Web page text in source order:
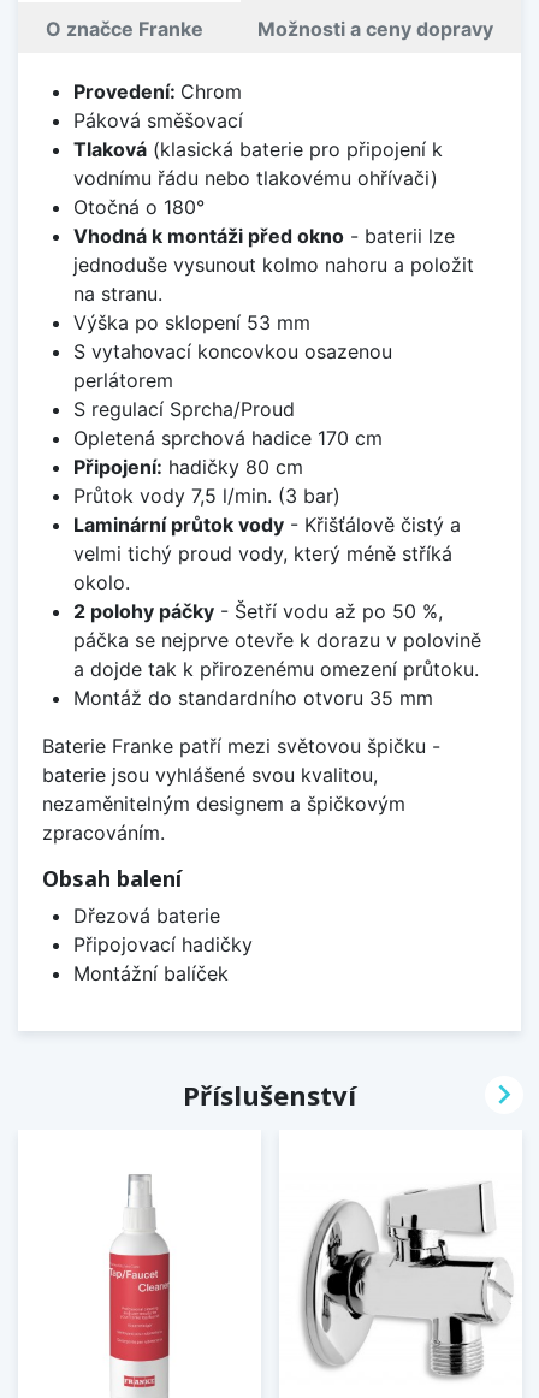
O značce Franke Možnosti a ceny dopravy
Provedení: Chrom
Páková směšovací
Tlaková(klasická baterie pro připojení k
vodnímu řádu nebo tlakovému ohřívači)
Otočná o 180°
Vhodná k montáži před okno- baterii lze
jednoduše vysunout kolmo nahoru a položit
na stranu.
Výška po sklopení 53 mm
S vytahovací koncovkou osazenou
perlátorem
S regulací Sprcha/Proud
Opletená sprchová hadice 170 cm
Připojení: hadičky 80 cm
Průtok vody 7,5 l/min. (3 bar)
Laminární průtok vody- Křišťálově čistý a
velmi tichý proud vody, který méně stříká
okolo.
2 polohy páčky- Šetří vodu až po 50 %,
páčka se nejprve otevře k dorazu v polovině
a dojde tak k přirozenému omezení průtoku.
Montáž do standardního otvoru 35 mm
Baterie Franke patří mezi světovou špičku -
baterie jsou vyhlášené svou kvalitou,
nezaměnitelným designem a špičkovým
zpracováním.
Obsah balení
Dřezová baterie
Připojovací hadičky
Montážní balíček
Příslušenství 